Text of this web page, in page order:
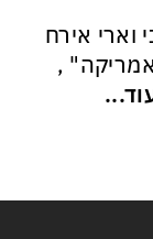
נוסף בלי שום מאמץ
וארי אירח
,